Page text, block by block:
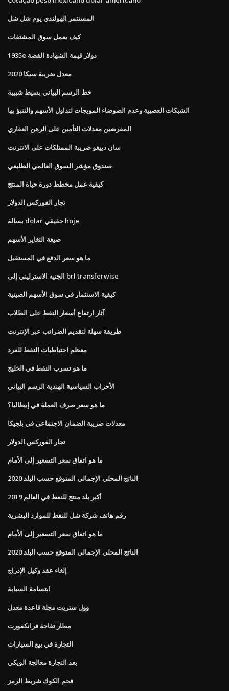
المستثمر الهولندي يوم شل شل
كيف يعمل سوق المشتقات
1935e دولار قيمة الشهادة الفضة
معدل ضريبة سيكا 2020
خط الرسم البياني بسيط شبيبة
الشبكات العصبية وعدم الضوضاء المويجات لتداول الأسهم والتنبؤ بها
المقرضين معدلات التأمين على الرهن العقاري
سان دييغو ضريبة الممتلكات على الانترنت
صندوق مؤشر السوق العالمي الطليعي
كيفية عمل مخطط دورة حياة المنتج
تجار الفوركس الدولار
بسالة dolar حقيقي hoje
صيغة التغاير الأسهم
ما هو سعر الدفع في المستقبل
الجنيه الاسترليني إلى brl transferwise
كيفية الاستثمار في سوق الأسهم الصينية
آثار ارتفاع أسعار النفط على الطلاب
طريقة سهلة لتقديم الضرائب عبر الإنترنت
معظم احتياطيات النفط للفرد
ما هو تسرب النفط في الخليج
الأحزاب السياسية الهندية الرسم البياني
ما هو سعر صرف العملة في إيطاليا؟
معدلات ضريبة الضمان الاجتماعي في بلجيكا
تجار الفوركس الدولار
ما هو اتفاق سعر التسعير إلى الأمام
الناتج المحلي الإجمالي المتوقع حسب البلد 2020
أكبر بلد منتج للنفط في العالم 2019
رقم هاتف شركة شل للنفط للموارد البشرية
ما هو اتفاق سعر التسعير إلى الأمام
الناتج المحلي الإجمالي المتوقع حسب البلد 2020
إلغاء عقد وكيل الإدراج
ابتسامة السبابة
وول ستريت مجلة قاعدة معدل
مطار تفاحة فرانكفورت
التجارة في بيع السيارات
بعد التجارة معالجة الويكي
فحم الكوك شريط الرمز